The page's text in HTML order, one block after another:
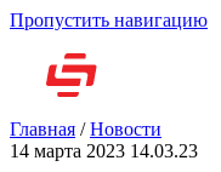
Пропустить навигацию
Главная /Новости
14 марта 2023 14.03.23